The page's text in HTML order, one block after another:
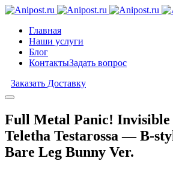
Главная
Наши услуги
Блог
КонтактыЗадать вопрос
Заказать Доставку
Full Metal Panic!
Teletha Testarossa — B-
Bare Leg Bunny Ver.